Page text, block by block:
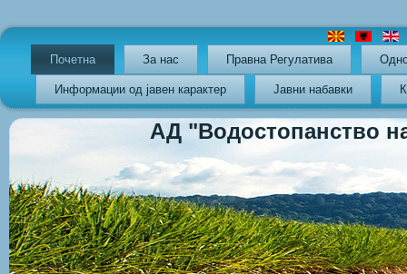
Почетна За нас Правна Регулатива
Информации од јавен карактер Јавни набавки
АД "Водостопанство на